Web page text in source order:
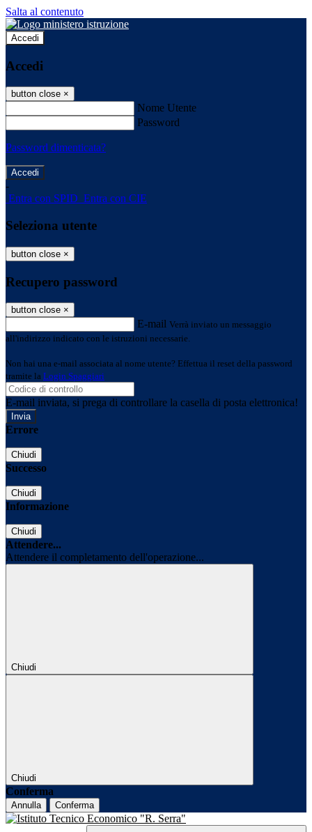
Salta al contenuto
Accedi
Accedi
button close ×
Nome Utente
Password
Password dimenticata?
-
Entra con SPID Entra con CIE
Seleziona utente
button close ×
Recupero password
button close ×
E-mail Verrà inviato un messaggio
all'indirizzo indicato con le istruzioni necessarie.
Non hai una e-mail associata al nome utente? Effettua il reset della password
tramite la Login Spaggiari
E-mail inviata, si prega di controllare la casella di posta elettronica!
Errore
Chiudi
Successo
Chiudi
Informazione
Chiudi
Attendere...
Attendere il completamento dell'operazione...
Chiudi
Chiudi
Conferma
Annulla Conferma